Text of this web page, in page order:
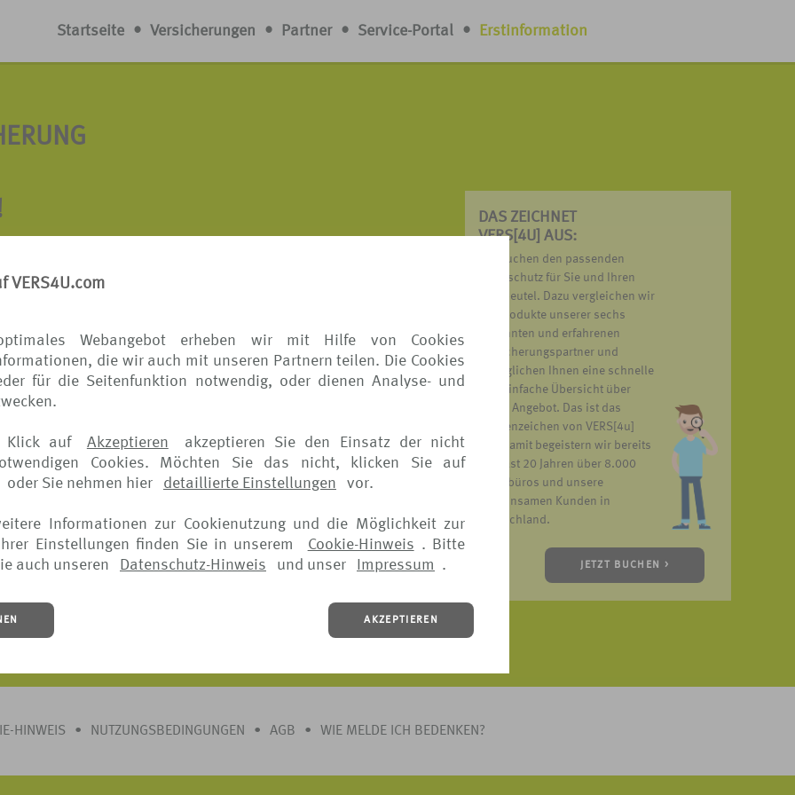
VERS4U.com
Webangebot erheben wir mit Hilfe von Cookies
die wir auch mit unseren Partnern teilen. Die Cookies
für die Seitenfunktion notwendig, oder dienen Analyse- und
Klick auf Akzeptieren
akzeptieren Sie den Einsatz der nicht
Cookies. Möchten Sie das nicht, klicken Sie auf
oder Sie nehmen hier detaillierte Einstellungen vor.
Informationen zur Cookienutzung und die Möglichkeit zur
Einstellungen finden Sie in unserem
Cookie-Hinweis . Bitte
auch unseren
Datenschutz-Hinweis und unser Impressum .
AKZEPTIEREN
Startseite • Versicherungen • Partner • Service-Portal • Erstinformation
hat, kennt dieses flaue Gefühl in der Magengegend, wenn
wartet, und wartet... Wenn der Koffer schließlich doch noch
im Wege. Aber falls doch nicht, was nun?
nicht das Lieblingssommerkleid und die
der Zeitwert des verschwundenen Gepäcks erstattet*.
Anspruch genommen werden bei:
Sie bitte den jeweiligen Versicherungsbedingungen.
jederzeit vor Beginn der Reise möglich.
DAS ZEICHNET
VERS[4U] AUS:
Wir suchen den passenden
Reiseschutz für Sie und Ihren
Geldbeutel. Dazu vergleichen wir
die Produkte unserer sechs
bekannten und erfahrenen
Versicherungspartner und
ermöglichen Ihnen eine schnelle
und einfache Übersicht über
unser Angebot. Das ist das
Markenzeichen von VERS[4u]
und damit begeistern wir bereits
seit fast 20 Jahren über 8.000
Reisebüros und unsere
gemeinsamen Kunden in
Deutschland.
JETZT BUCHEN >
HINWEIS • NUTZUNGSBEDINGUNGEN • AGB • WIE MELDE ICH BEDENKEN?